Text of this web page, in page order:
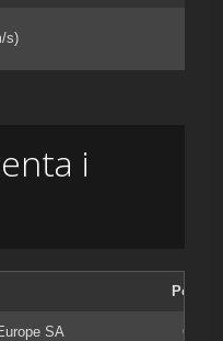
s)
i
SA